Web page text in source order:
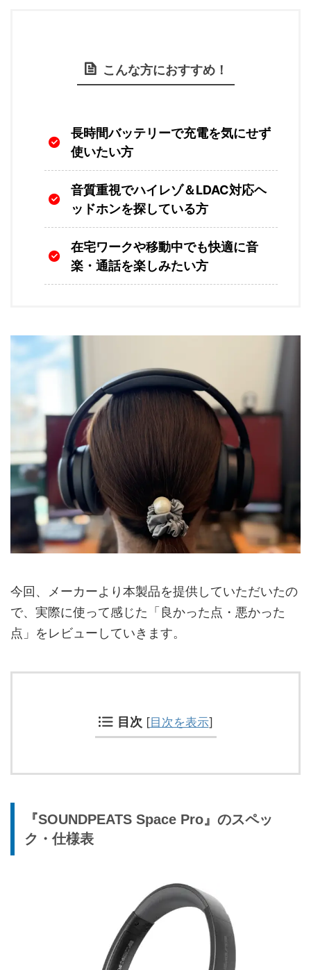
こんな方におすすめ！
長時間バッテリーで充電を気にせず
使いたい方
音質重視でハイレゾ＆LDAC対応ヘ
ッドホンを探している方
在宅ワークや移動中でも快適に音
楽・通話を楽しみたい方
今回、メーカーより本製品を提供していただいたの
で、実際に使って感じた「良かった点・悪かった
点」をレビューしていきます。
目次 [目次を表示]
『SOUNDPEATS Space Pro』のスペッ
ク・仕様表